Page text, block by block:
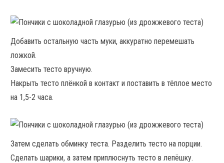
Добавить остальную часть муки, аккуратно перемешать
ложкой.
Замесить тесто вручную.
Накрыть тесто плёнкой в контакт и поставить в тёплое место
на 1,5-2 часа.
Затем сделать обминку теста. Разделить тесто на порции.
Сделать шарики, а затем приплюснуть тесто в лепёшку.